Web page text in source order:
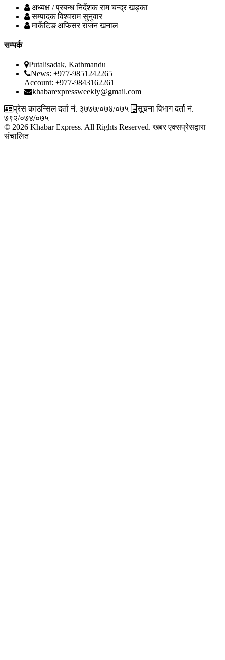
अध्यक्ष / प्रबन्ध निर्देशक राम चन्द्र खड्का
सम्पादक विश्वराम सुनुवार
मार्केटिङ अफिसर राजन खनाल
सम्पर्क
Putalisadak, Kathmandu
News: +977-9851242265
Account: +977-9843162261
khabarexpressweekly@gmail.com
प्रेस काउन्सिल दर्ता नं. ३७७७/०७४/०७५
सूचना विभाग दर्ता नं.
७९२/०७४/०७५
© 2026 Khabar Express. All Rights Reserved. खबर एक्सप्रेसद्वारा
संचालित